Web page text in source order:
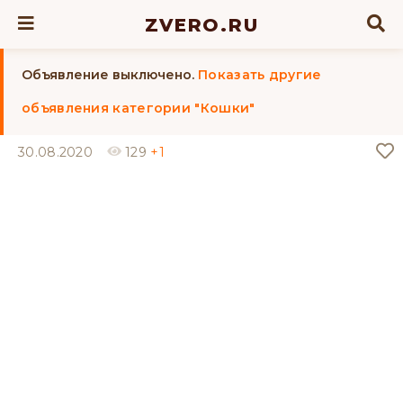
ZVERO.RU
Объявление выключено. Показать другие
объявления категории "Кошки"
30.08.2020 129 +1